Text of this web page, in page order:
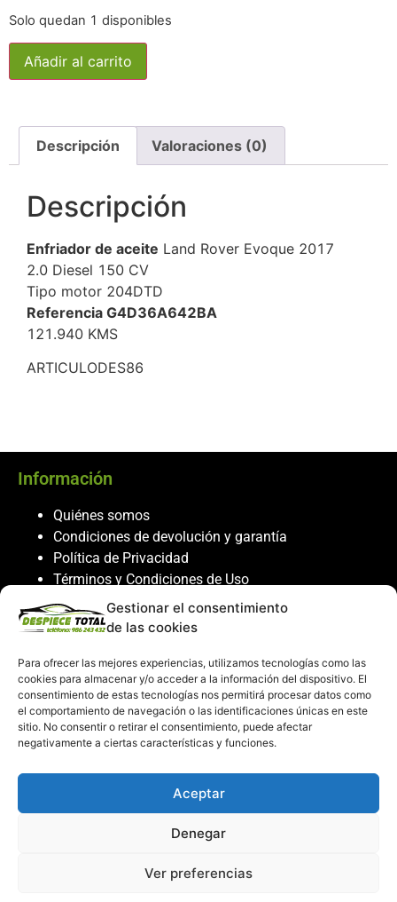
Gestionar el consentimiento
de las cookies
Para ofrecer las mejores experiencias, utilizamos tecnologías como las
cookies para almacenar y/o acceder a la información del dispositivo. El
consentimiento de estas tecnologías nos permitirá procesar datos como
el comportamiento de navegación o las identificaciones únicas en este
sitio. No consentir o retirar el consentimiento, puede afectar
negativamente a ciertas características y funciones.
Aceptar
Denegar
Ver preferencias
Solo quedan 1 disponibles
Añadir al carrito
Descripción Valoraciones (0)
Descripción
Enfriador de aceite Land Rover Evoque 2017
2.0 Diesel 150 CV
Tipo motor 204DTD
Referencia G4D36A642BA
121.940 KMS
ARTICULODES86
Información
Quiénes somos
Condiciones de devolución y garantía
Política de Privacidad
Términos y Condiciones de Uso
Política de Cookies
Servicio al cliente
Contacto
986 243 432
608 867 074
recambiosdespiecetotal@gmail.com
Mi cuenta
Mi Cuenta